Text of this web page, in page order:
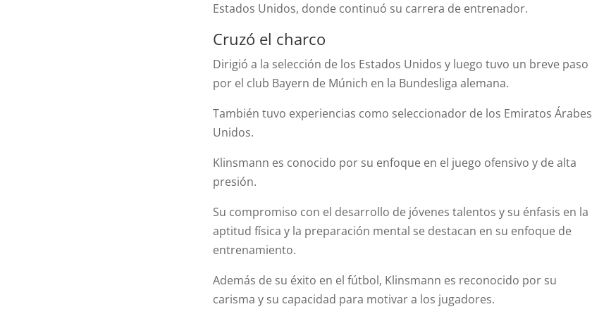
Estados Unidos, donde continuó su carrera de entrenador.
Cruzó el charco
Dirigió a la selección de los Estados Unidos y luego tuvo un breve paso
por el club Bayern de Múnich en la Bundesliga alemana.
También tuvo experiencias como seleccionador de los Emiratos Árabes
Unidos.
Klinsmann es conocido por su enfoque en el juego ofensivo y de alta
presión.
Su compromiso con el desarrollo de jóvenes talentos y su énfasis en la
aptitud física y la preparación mental se destacan en su enfoque de
entrenamiento.
Además de su éxito en el fútbol, Klinsmann es reconocido por su
carisma y su capacidad para motivar a los jugadores.